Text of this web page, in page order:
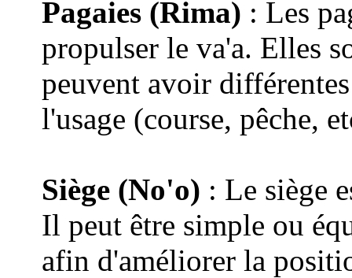
Pagaies (Rima) : Les
propulser le va'a. Elles
peuvent avoir
l'usage (course, pêche,
Siège (No'o) : Le siège
Il peut être simple ou
afin d'améliorer la